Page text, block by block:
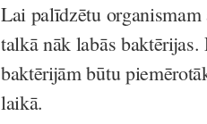
Lai palīdzētu
talkā nāk labās
baktērijām būtu
laikā.